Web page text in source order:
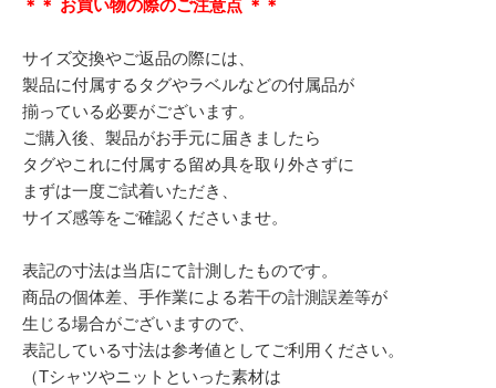
＊＊ お買い物の際のご注意点 ＊＊
サイズ交換やご返品の際には、
製品に付属するタグやラベルなどの付属品が
揃っている必要がございます。
ご購入後、製品がお手元に届きましたら
タグやこれに付属する留め具を取り外さずに
まずは一度ご試着いただき、
サイズ感等をご確認くださいませ。
表記の寸法は当店にて計測したものです。
商品の個体差、手作業による若干の計測誤差等が
生じる場合がございますので、
表記している寸法は参考値としてご利用ください。
（Tシャツやニットといった素材は